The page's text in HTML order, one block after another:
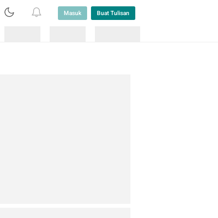
Masuk Buat Tulisan